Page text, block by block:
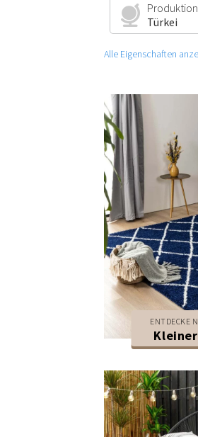
Türkei
Alle Eigenschaften
ENTDECKE